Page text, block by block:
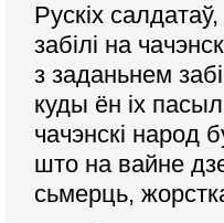
Рускіх
забілі на
з заданьнем
куды ён іх
чачэнскі народ
што на вайне
сьмерць,